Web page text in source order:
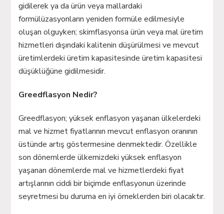
gidilerek ya da ürün veya mallardaki
formülüzasyonların yeniden formüle edilmesiyle
oluşan olguyken; skimflasyonsa ürün veya mal üretim
hizmetleri dışındaki kalitenin düşürülmesi ve mevcut
üretimlerdeki üretim kapasitesinde üretim kapasitesi
düşüklüğüne gidilmesidir.
Greedflasyon Nedir?
Greedflasyon; yüksek enflasyon yaşanan ülkelerdeki
mal ve hizmet fiyatlarının mevcut enflasyon oranının
üstünde artış göstermesine denmektedir. Özellikle
son dönemlerde ülkemizdeki yüksek enflasyon
yaşanan dönemlerde mal ve hizmetlerdeki fiyat
artışlarının ciddi bir biçimde enflasyonun üzerinde
seyretmesi bu duruma en iyi örneklerden biri olacaktır.